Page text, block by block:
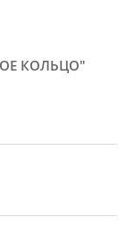
КОЛЬЦО"